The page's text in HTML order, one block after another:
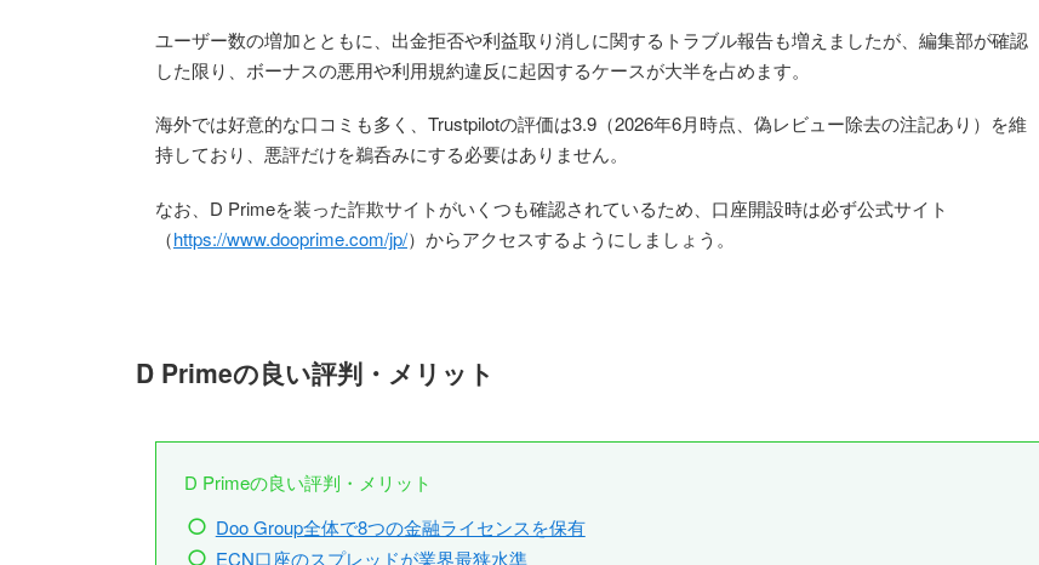
ユーザー数の増加とともに、出金拒否や利益取り消しに関するトラブル報告も増えましたが、編集部が確認
した限り、ボーナスの悪用や利用規約違反に起因するケースが大半を占めます。
海外では好意的な口コミも多く、Trustpilotの評価は3.9（2026年6月時点、偽レビュー除去の注記あり）を維
持しており、悪評だけを鵜呑みにする必要はありません。
なお、D Primeを装った詐欺サイトがいくつも確認されているため、口座開設時は必ず公式サイト
（https://www.dooprime.com/jp/）からアクセスするようにしましょう。
D Primeの良い評判・メリット
D Primeの良い評判・メリット
Doo Group全体で8つの金融ライセンスを保有
ECN口座のスプレッドが業界最狭水準